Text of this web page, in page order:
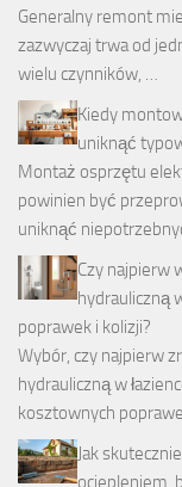
Generalny remont
zazwyczaj trwa od
wielu czynników, …
Kiedy
uniknąć
Montaż osprzętu
powinien być
uniknąć
Czy najpierw
hydrauliczną
poprawek i kolizji?
Wybór, czy najpierw
hydrauliczną w
kosztownych
Jak
ociepleniem,